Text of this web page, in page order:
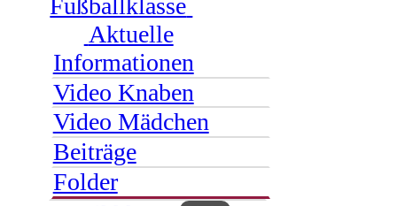
Fußballklasse
Aktuelle
Informationen
Video Knaben
Video Mädchen
Beiträge
Folder